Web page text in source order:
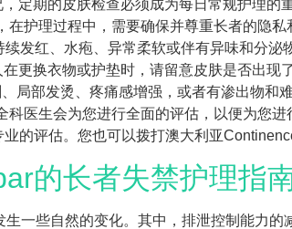
定期的皮肤检查必须成为每日常规护理的
护理过程中，需要确保并尊重长者的隐
发红、水疱、异常柔软或伴有异味和分泌
更换衣物或护垫时，请留意皮肤是否出现
局部发烫、疼痛感增强，或者有渗出物和
医生会为您进行全面的评估，以便为您
的评估。您也可以拨打澳大利亚
的长者失禁护理指
一些自然的变化。其中，排泄控制能力的